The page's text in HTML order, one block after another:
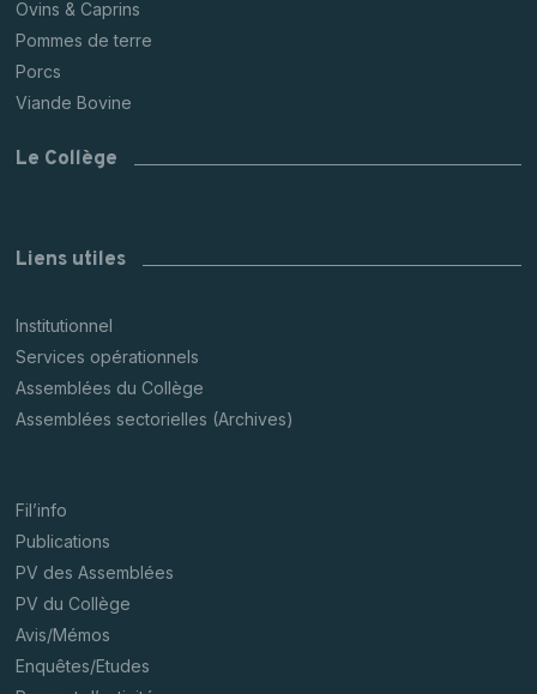
Ovins & Caprins
Pommes de terre
Porcs
Viande Bovine
Le Collège
Liens utiles
Institutionnel
Services opérationnels
Assemblées du Collège
Assemblées sectorielles (Archives)
Fil’info
Publications
PV des Assemblées
PV du Collège
Avis/Mémos
Enquêtes/Etudes